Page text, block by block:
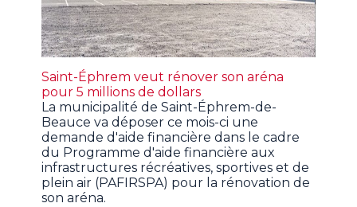
Saint-Éphrem veut rénover son aréna
pour 5 millions de dollars
La municipalité de Saint-Éphrem-de-
Beauce va déposer ce mois-ci une
demande d'aide financière dans le cadre
du Programme d'aide financière aux
infrastructures récréatives, sportives et de
plein air (PAFIRSPA) pour la rénovation de
son aréna.